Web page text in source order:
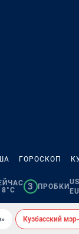
ГОРОСКОП
3 ПРОБКИ
Кузбасский